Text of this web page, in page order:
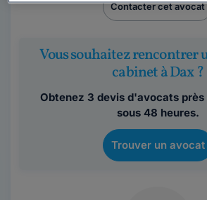
Contacter cet avocat
Vous souhaitez rencontrer
cabinet à Dax ?
Obtenez 3 devis d'avocats près
sous 48 heures.
Trouver un avocat